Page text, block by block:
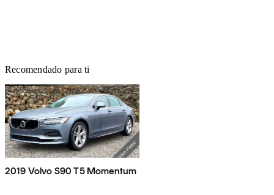
Recomendado para ti
2019 Volvo S90 T5 Momentum